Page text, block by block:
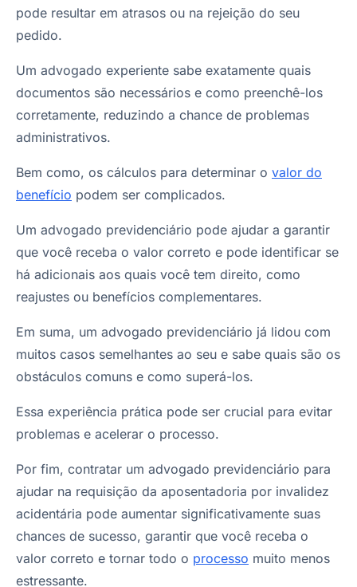
pode resultar em atrasos ou na rejeição do seu
pedido.
Um advogado experiente sabe exatamente quais
documentos são necessários e como preenchê-los
corretamente, reduzindo a chance de problemas
administrativos.
Bem como, os cálculos para determinar o valor do
benefício podem ser complicados.
Um advogado previdenciário pode ajudar a garantir
que você receba o valor correto e pode identificar se
há adicionais aos quais você tem direito, como
reajustes ou benefícios complementares.
Em suma, um advogado previdenciário já lidou com
muitos casos semelhantes ao seu e sabe quais são os
obstáculos comuns e como superá-los.
Essa experiência prática pode ser crucial para evitar
problemas e acelerar o processo.
Por fim, contratar um advogado previdenciário para
ajudar na requisição da aposentadoria por invalidez
acidentária pode aumentar significativamente suas
chances de sucesso, garantir que você receba o
valor correto e tornar todo o processo muito menos
estressante.